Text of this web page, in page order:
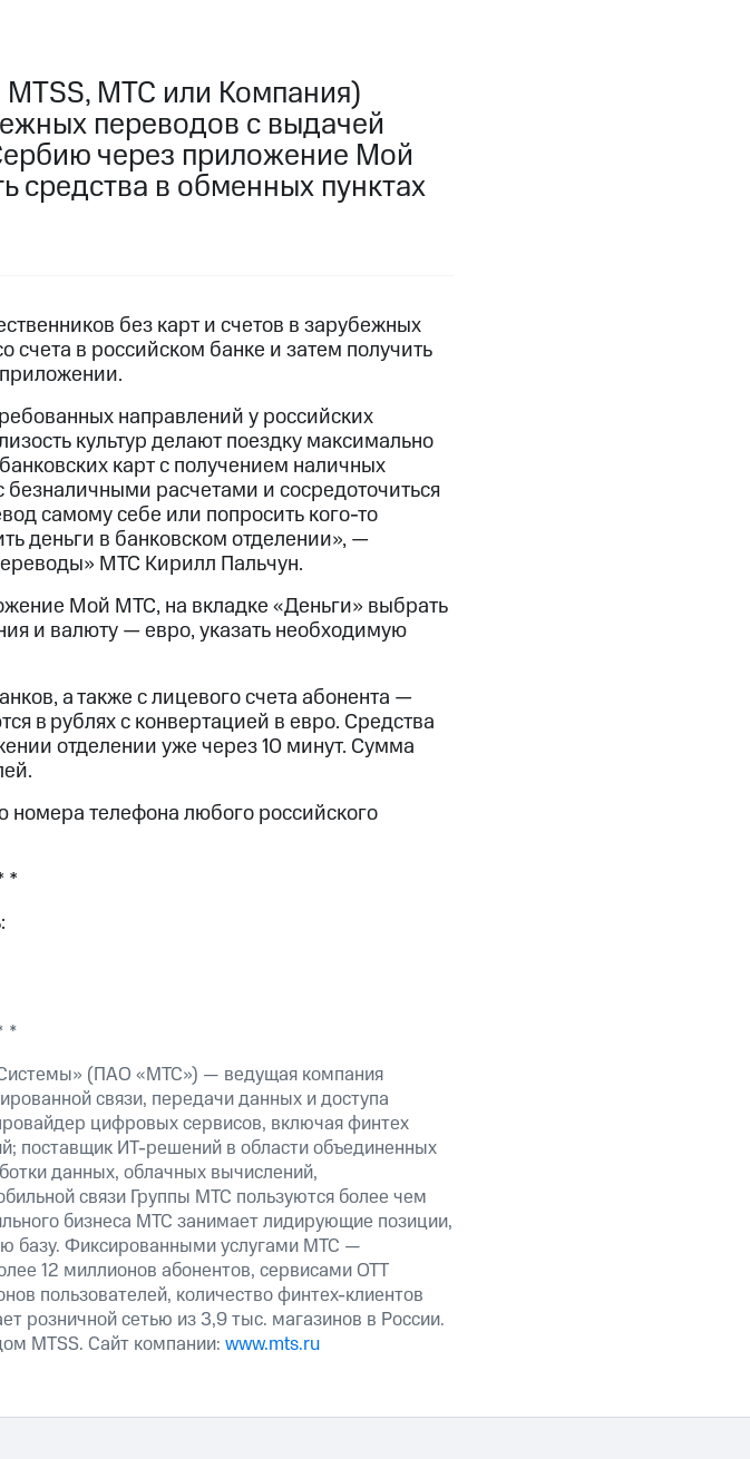
МТС или Компания)
переводов с выдачей
через приложение Мой
средства в обменных пунктах
без карт и счетов в зарубежных
счета в российском банке и затем получить
направлений у российских
культур делают поездку максимально
карт с получением наличных
безналичными расчетами и сосредоточиться
самому себе или попросить кого-то
деньги в банковском отделении», —
МТС Кирилл Пальчун.
Мой МТС, на вкладке «Деньги» выбрать
и валюту — евро, указать необходимую
а также с лицевого счета абонента —
в рублях с конвертацией в евро. Средства
отделении уже через 10 минут. Сумма
телефона любого российского
*
*
(ПАО «МТС») — ведущая компания
связи, передачи данных и доступа
цифровых сервисов, включая финтех
поставщик ИТ-решений в области объединенных
данных, облачных вычислений,
связи Группы МТС пользуются более чем
бизнеса МТС занимает лидирующие позиции,
базу. Фиксированными услугами МТС —
12 миллионов абонентов, сервисами OTT
пользователей, количество финтех-клиентов
розничной сетью из 3,9 тыс. магазинов в России.
MTSS. Сайт компании: www.mts.ru